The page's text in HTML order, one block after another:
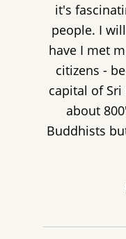
it's
people. I
have I met
citizens -
capital of Sri
about
Buddhists